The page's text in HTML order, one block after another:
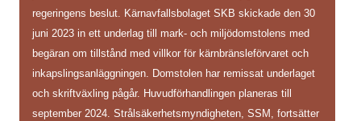
regeringens beslut. Kärnavfallsbolaget SKB skickade den 30
juni 2023 in ett underlag till mark- och miljödomstolens med
begäran om tillstånd med villkor för kärnbränsleförvaret och
inkapslingsanläggningen. Domstolen har remissat underlaget
och skriftväxling pågår. Huvudförhandlingen planeras till
september 2024. Strålsäkerhetsmyndigheten, SSM, fortsätter